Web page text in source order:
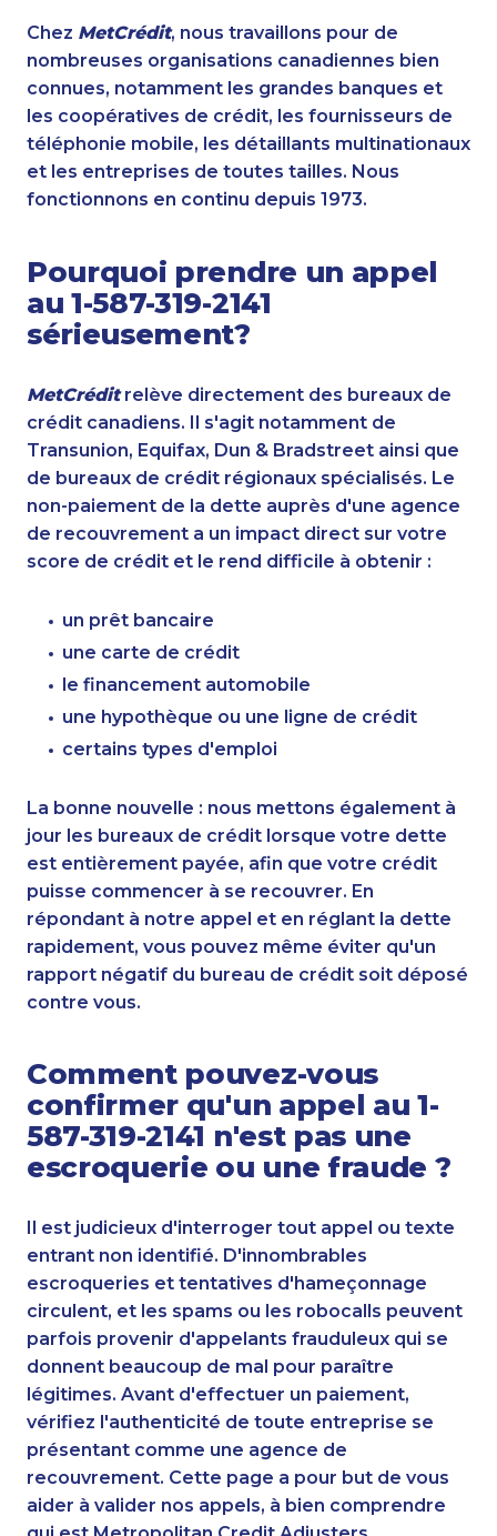
Chez MetCrédit, nous travaillons pour de
nombreuses organisations canadiennes bien
connues, notamment les grandes banques et
les coopératives de crédit, les fournisseurs de
téléphonie mobile, les détaillants multinationaux
et les entreprises de toutes tailles. Nous
fonctionnons en continu depuis 1973.
Pourquoi prendre un appel
au 1-587-319-2141
sérieusement?
MetCréditrelève directement des bureaux de
crédit canadiens. Il s'agit notamment de
Transunion, Equifax, Dun & Bradstreet ainsi que
de bureaux de crédit régionaux spécialisés. Le
non-paiement de la dette auprès d'une agence
de recouvrement a un impact direct sur votre
score de crédit et le rend difficile à obtenir :
un prêt bancaire
une carte de crédit
le financement automobile
une hypothèque ou une ligne de crédit
certains types d'emploi
La bonne nouvelle : nous mettons également à
jour les bureaux de crédit lorsque votre dette
est entièrement payée, afin que votre crédit
puisse commencer à se recouvrer. En
répondant à notre appel et en réglant la dette
rapidement, vous pouvez même éviter qu'un
rapport négatif du bureau de crédit soit déposé
contre vous.
Comment pouvez-vous
confirmer qu'un appel au 1-
587-319-2141 n'est pas une
escroquerie ou une fraude ?
Il est judicieux d'interroger tout appel ou texte
entrant non identifié. D'innombrables
escroqueries et tentatives d'hameçonnage
circulent, et les spams ou les robocalls peuvent
parfois provenir d'appelants frauduleux qui se
donnent beaucoup de mal pour paraître
légitimes. Avant d'effectuer un paiement,
vérifiez l'authenticité de toute entreprise se
présentant comme une agence de
recouvrement. Cette page a pour but de vous
aider à valider nos appels, à bien comprendre